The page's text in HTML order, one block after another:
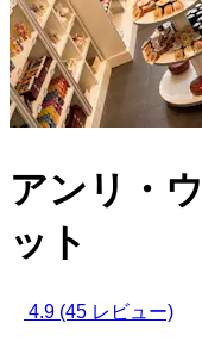
アンリ・
ット
4.9 (45 レビュー)